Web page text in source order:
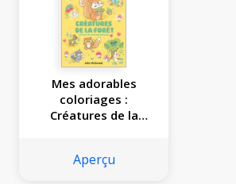
Mes adorables
coloriages :
Créatures de la
Aperçu